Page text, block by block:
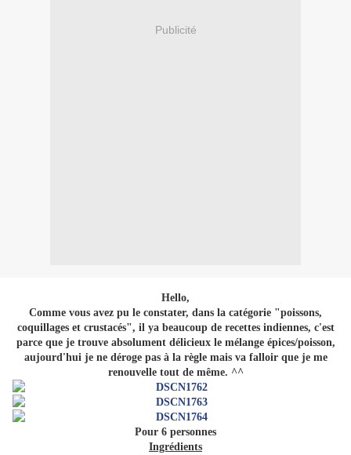
Publicité
Hello,
Comme vous avez pu le constater, dans la catégorie "poissons,
coquillages et crustacés", il ya beaucoup de recettes indiennes, c'est
parce que je trouve absolument délicieux le mélange épices/poisson,
aujourd'hui je ne déroge pas à la règle mais va falloir que je me
renouvelle tout de même. ^^
Pour 6 personnes
Ingrédients